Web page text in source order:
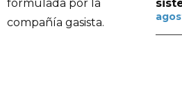
formulada por la
compañía gasista.